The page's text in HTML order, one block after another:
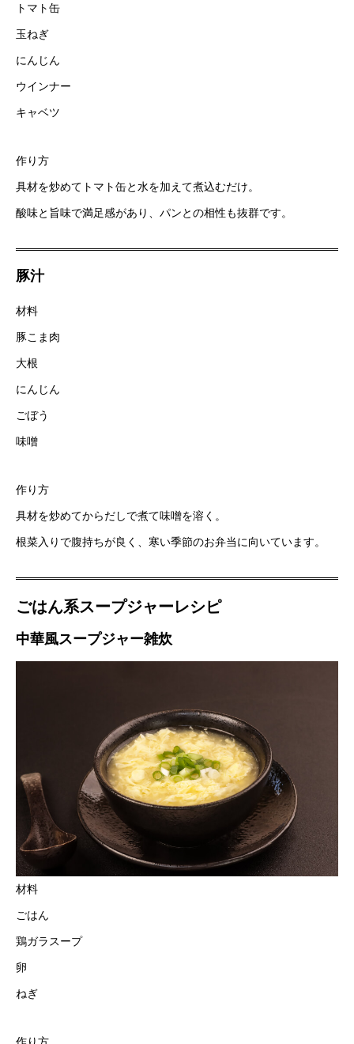
トマト缶
玉ねぎ
にんじん
ウインナー
キャベツ
作り方
具材を炒めてトマト缶と水を加えて煮込むだけ。
酸味と旨味で満足感があり、パンとの相性も抜群です。
豚汁
材料
豚こま肉
大根
にんじん
ごぼう
味噌
作り方
具材を炒めてからだしで煮て味噌を溶く。
根菜入りで腹持ちが良く、寒い季節のお弁当に向いています。
ごはん系スープジャーレシピ
中華風スープジャー雑炊
材料
ごはん
鶏ガラスープ
卵
ねぎ
作り方